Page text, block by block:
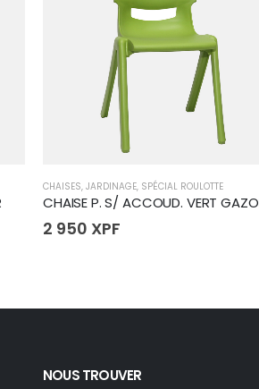
CHAISES, JARDINAGE, SPÉCIAL ROULOTTE
CHAISE P. S/ ACCOUD. VERT
2 950 XPF
NOUS TROUVER